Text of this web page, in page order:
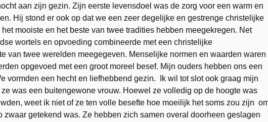
aan zijn gezin. Zijn eerste levensdoel was de zorg voor een warm en
Hij stond er ook op dat we een zeer degelijke en gestrenge christelijke
mooiste en het beste van twee tradities hebben meegekregen. Net
wortels en opvoeding combineerde met een christelijke
van twee werelden meegegeven. Menselijke normen en waarden waren
opgevoed met een groot moreel besef. Mijn ouders hebben ons een
vormden een hecht en liefhebbend gezin. Ik wil tot slot ook graag mijn
was een buitengewone vrouw. Hoewel ze volledig op de hoogte was
weet ik niet of ze ten volle besefte hoe moeilijk het soms zou zijn
zwaar getekend was. Ze hebben zich samen overal doorheen geslagen